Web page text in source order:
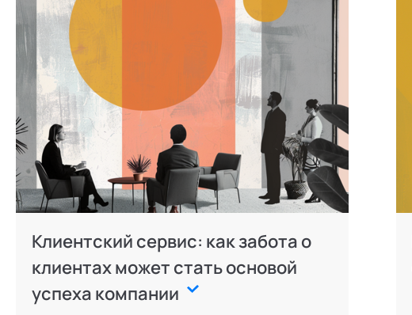
Клиентский сервис: как забота о
клиентах может стать основой
успеха компании